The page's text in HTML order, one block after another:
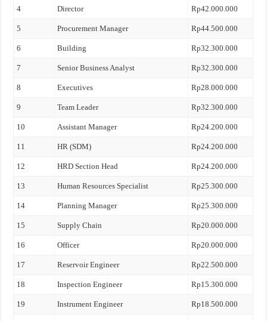
4 Director Rp42.000.000
5 Procurement Manager Rp44.500.000
6 Building Rp32.300.000
7 Senior Business Analyst Rp32.300.000
8 Executives Rp28.000.000
9 Team Leader Rp32.300.000
10 Assistant Manager Rp24.200.000
11 HR (SDM) Rp24.200.000
12 HRD Section Head Rp24.200.000
13 Human Resources Specialist Rp25.300.000
14 Planning Manager Rp25.300.000
15 Supply Chain Rp20.000.000
16 Officer Rp20.000.000
17 Reservoir Engineer Rp22.500.000
18 Inspection Engineer Rp15.300.000
19 Instrument Engineer Rp18.500.000